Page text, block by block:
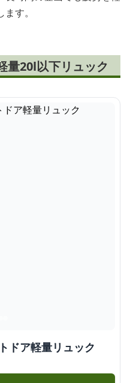
す。
量20l以下リュック
ドア軽量リュック